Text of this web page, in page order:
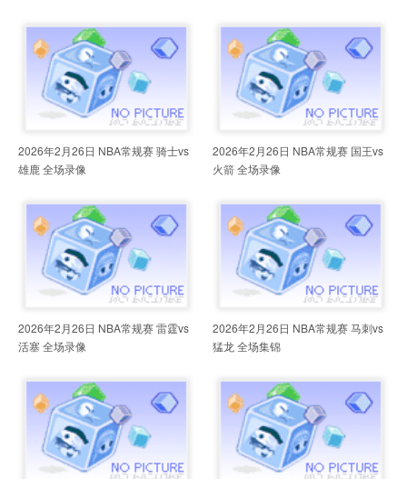
2026年2月26日 NBA常规赛 骑士vs
雄鹿 全场录像
2026年2月26日 NBA常规赛 国王vs
火箭 全场录像
2026年2月26日 NBA常规赛 雷霆vs
活塞 全场录像
2026年2月26日 NBA常规赛 马刺vs
猛龙 全场集锦